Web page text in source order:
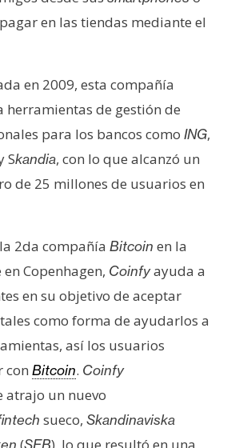
en las tiendas mediante el
en 2009, esta compañía
herramientas de gestión de
para los bancos como ING,
Skandia, con lo que alcanzó un
de 25 millones de usuarios en
2da compañía Bitcoin en la
Copenhagen, Coinfyayuda a
en su objetivo de aceptar
como forma de ayudarlos a
así los usuarios
con Bitcoin. Coinfy
atrajo un nuevo
sueco, Skandinaviska
SEB